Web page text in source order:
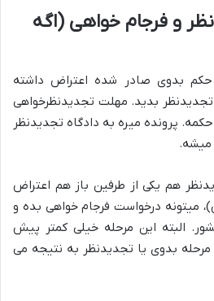
و فرجام خواهی (اگه
بدوی صادر شده اعتراض داشته
بدید. مهلت تجدیدنظرخواهی
ابلاغ حکمه. پرونده میره به دادگاه تجدیدنظر
میشه.
هم یکی از طرفین باز هم اعتراض
میتونه درخواست فرجام خواهی بده و
البته این مرحله خیلی کمتر پیش
مرحله بدوی یا تجدیدنظر به نتیجه می